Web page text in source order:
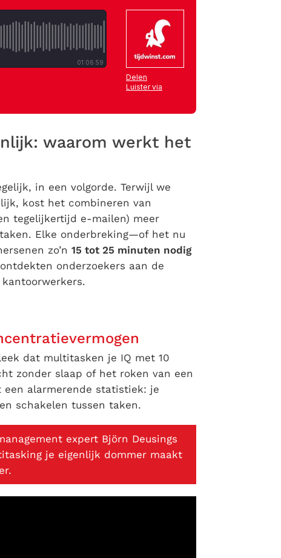
waarom werkt het
in een volgorde. Terwijl we
kost het combineren van
tegelijkertijd e-mailen) meer
Elke onderbreking—of het nu
zo’n 15 tot 25 minuten nodig
onderzoekers aan de
dat multitasken je IQ met 10
zonder slaap of het roken van een
een alarmerende statistiek: je
schakelen tussen taken.
expert Björn Deusings
je eigenlijk dommer maakt